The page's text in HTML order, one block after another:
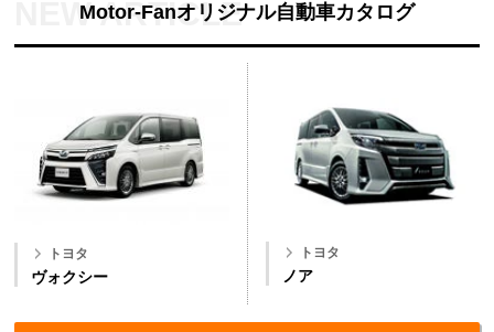
Motor-Fanオリジナル自動車カタログ
トヨタ
ヴォクシー
トヨタ
ノア